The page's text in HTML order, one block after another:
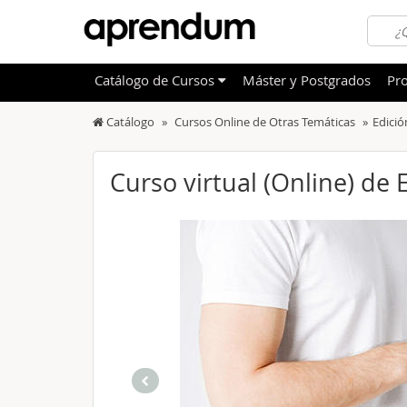
OFERTAS DESTACADAS
NOVEDADES DE NUESTRO CATÁLOGO
Catálogo Cursos Online de Otras Temáticas
Curso virtual (Online) de
Catálogo de Cursos Máster y Postgrados